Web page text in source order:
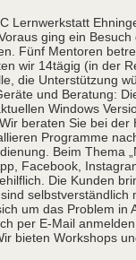
Lernwerkstatt
ging ein
Fünf Mentoren
wir 14tägig (in der
die Unterstützung
und Beratung:
Windows
beraten Sie bei der
Programme
Beim Thema
Facebook,
Die Kunden
selbstverständlich
um das Problem in
per E-Mail
bieten Workshops